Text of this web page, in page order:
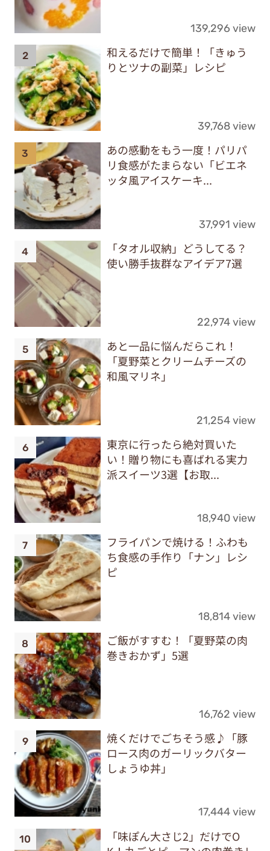
139,296 view
和えるだけで簡単！「きゅう
りとツナの副菜」レシピ
39,768 view
あの感動をもう一度！パリパ
リ食感がたまらない「ビエネ
ッタ風アイスケーキ...
37,991 view
「タオル収納」どうしてる？
使い勝手抜群なアイデア7選
22,974 view
あと一品に悩んだらこれ！
「夏野菜とクリームチーズの
和風マリネ」
21,254 view
東京に行ったら絶対買いた
い！贈り物にも喜ばれる実力
派スイーツ3選【お取...
18,940 view
フライパンで焼ける！ふわも
ち食感の手作り「ナン」レシ
ピ
18,814 view
ご飯がすすむ！「夏野菜の肉
巻きおかず」5選
16,762 view
焼くだけでごちそう感♪「豚
ロース肉のガーリックバター
しょうゆ丼」
17,444 view
「味ぽん大さじ2」だけでO